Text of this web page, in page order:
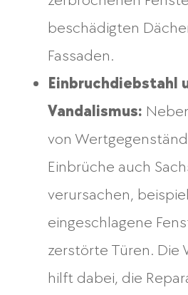
beschädigten
Fassaden.
Einbruchdiebstahl
Vandalismus:
von
Einbrüche auch
verursachen,
eingeschlagene
zerstörte Türen. Die
hilft dabei, die